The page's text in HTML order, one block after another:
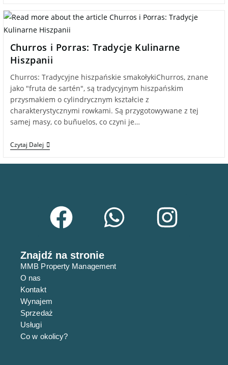
Churros i Porras: Tradycje Kulinarne
Hiszpanii
Churros: Tradycyjne hiszpańskie smakołykiChurros, znane
jako "fruta de sartén", są tradycyjnym hiszpańskim
przysmakiem o cylindrycznym kształcie z
charakterystycznymi rowkami. Są przygotowywane z tej
samej masy, co buñuelos, co czyni je…
Czytaj Dalej
Znajdź na stronie
MMB Property Management
O nas
Kontakt
Wynajem
Sprzedaż
Usługi
Co w okolicy?